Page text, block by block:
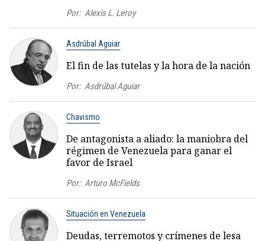
Por: Alexis L. Leroy
Asdrúbal Aguiar
El fin de las tutelas y la hora de la nación
Por: Asdrúbal Aguiar
Chavismo
De antagonista a aliado: la maniobra del
régimen de Venezuela para ganar el
favor de Israel
Por: Arturo McFields
Situación en Venezuela
Deudas, terremotos y crímenes de lesa